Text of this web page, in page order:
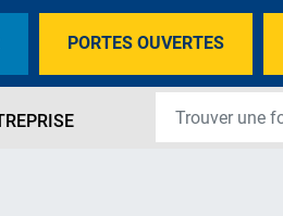
PORTES OUVERTES